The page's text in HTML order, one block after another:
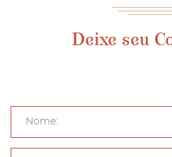
Deixe seu